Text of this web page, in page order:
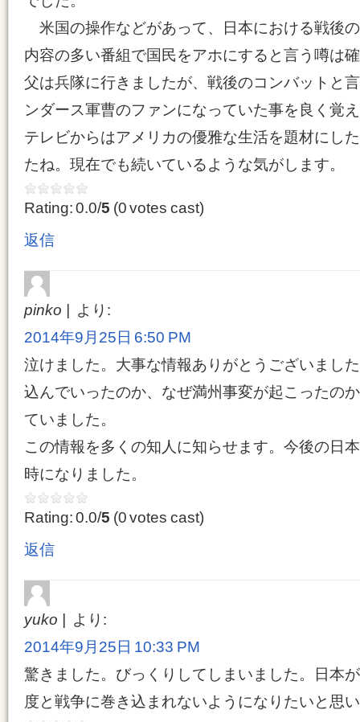
米国の操作などがあって、日本における戦後
内容の多い番組で国民をアホにすると言う噂は
父は兵隊に行きましたが、戦後のコンバットと
ンダース軍曹のファンになっていた事を良く覚
テレビからはアメリカの優雅な生活を題材にし
たね。現在でも続いているような気がします。
Rating: 0.0/5 (0 votes cast)
返信
pinko
より:
2014年9月25日 6:50 PM
泣けました。大事な情報ありがとうございまし
込んでいったのか、なぜ満州事変が起こったの
ていました。
この情報を多くの知人に知らせます。今後の日
時になりました。
Rating: 0.0/5 (0 votes cast)
返信
yuko
より:
2014年9月25日 10:33 PM
驚きました。びっくりしてしまいました。日本
度と戦争に巻き込まれないようになりたいと思